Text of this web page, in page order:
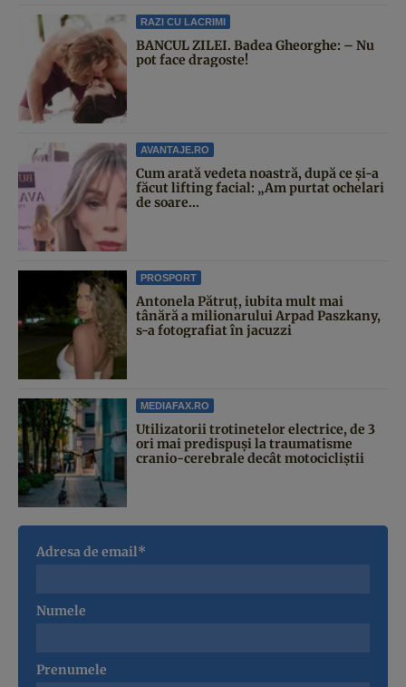
RAZI CU LACRIMI
BANCUL ZILEI. Badea Gheorghe: – Nu
pot face dragoste!
AVANTAJE.RO
Cum arată vedeta noastră, după ce și-a
făcut lifting facial: „Am purtat ochelari
de soare...
PROSPORT
Antonela Pătruț, iubita mult mai
tânără a milionarului Arpad Paszkany,
s-a fotografiat în jacuzzi
MEDIAFAX.RO
Utilizatorii trotinetelor electrice, de 3
ori mai predispuși la traumatisme
cranio-cerebrale decât motocicliștii
Adresa de email*
Numele
Prenumele